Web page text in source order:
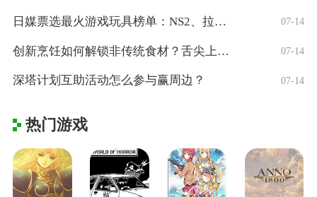
日媒票选最火游戏玩具榜单：NS2、拉布布 07-14
创新烹饪如何解锁非传统食材？舌尖上的创意 07-14
深塔计划互助活动怎么参与赢周边？ 07-14
热门游戏